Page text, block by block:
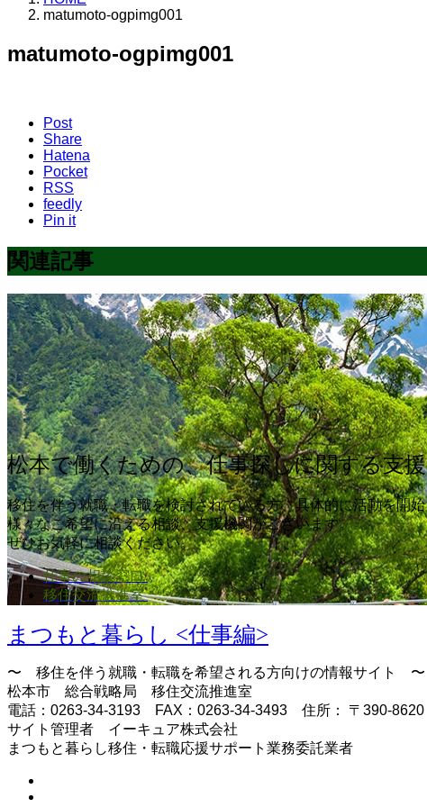
matumoto-ogpimg001
matumoto-ogpimg001
Post
Share
Hatena
Pocket
RSS
feedly
Pin it
関連記事
松本で働くための、仕事探しに関する支
移住を伴う就職・転職を検討されている方、具体的に活動を開
様々なご希望に沿える相談、支援機関がございます。
ぜひお気軽に相談ください。
仕事の相談窓口
移住交流推進室
まつもと暮らし <仕事編>
〜 移住を伴う就職・転職を希望される方向けの情報サイト 〜
松本市 総合戦略局 移住交流推進室
電話：0263-34-3193 FAX：0263-34-3493 住所： 〒390-8620
サイト管理者 イーキュア株式会社
まつもと暮らし移住・転職応援サポート業務委託業者